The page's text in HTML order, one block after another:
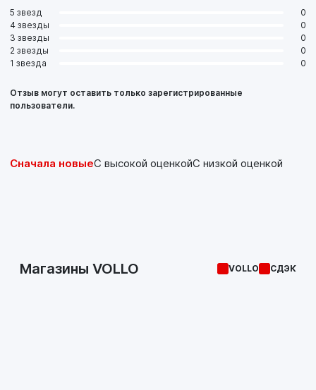
AUDI A4 + Cabri
5 звезд
0
4 звезды
0
3 звезды
0
2 звезды
0
1 звезда
0
Отзыв могут оставить только зарегистрированные
пользователи.
Сначала новыеС высокой оценкойС низкой оценкой
Магазины VOLLO VOLLO СДЭК